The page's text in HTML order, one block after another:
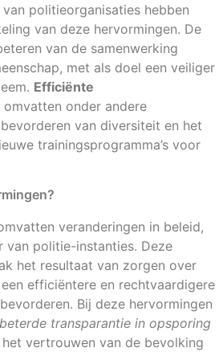
politieorganisaties hebben
van deze hervormingen. De
van de samenwerking
met als doel een veiliger
Efficiënte
omvatten onder andere
van diversiteit en het
trainingsprogramma’s voor
veranderingen in beleid,
van politie-instanties. Deze
het resultaat van zorgen over
efficiëntere en rechtvaardigere
Bij deze hervormingen
transparantie in opsporing
vertrouwen van de bevolking